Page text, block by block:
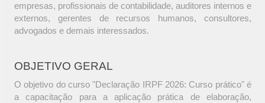
empresas, profissionais de contabilidade, auditores internos e
externos, gerentes de recursos humanos, consultores,
advogados e demais interessados.
OBJETIVO GERAL
O objetivo do curso "Declaração IRPF 2026: Curso prático" é
a capacitação para a aplicação prática de elaboração,